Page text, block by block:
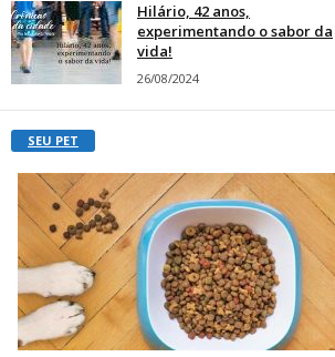
Hilário, 42 anos,
experimentando o sabor da
vida!
26/08/2024
SEU PET